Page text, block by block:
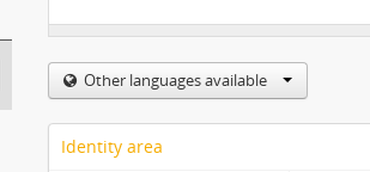
Other languages available
Identity area